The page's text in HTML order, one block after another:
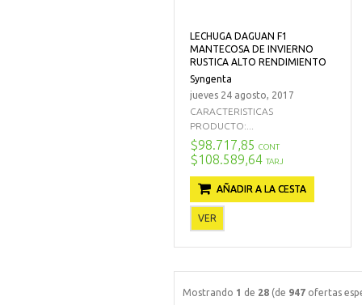
LECHUGA DAGUAN F1
MANTECOSA DE INVIERNO
RUSTICA ALTO RENDIMIENTO
Syngenta
jueves 24 agosto, 2017
CARACTERISTICAS
PRODUCTO:...
$98.717,85 CONT
$108.589,64 TARJ
AÑADIR A LA CESTA
VER
Mostrando 1 de 28 (de 947 ofertas